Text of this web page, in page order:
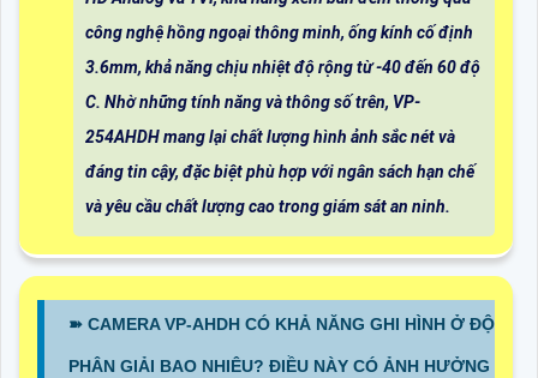
công nghệ hồng ngoại thông minh, ống kính cố định
3.6mm, khả năng chịu nhiệt độ rộng từ -40 đến 60 độ
C. Nhờ những tính năng và thông số trên, VP-
254AHDH mang lại chất lượng hình ảnh sắc nét và
đáng tin cậy, đặc biệt phù hợp với ngân sách hạn chế
và yêu cầu chất lượng cao trong giám sát an ninh.
➽ CAMERA VP-AHDH CÓ KHẢ NĂNG GHI HÌNH Ở ĐỘ
PHÂN GIẢI BAO NHIÊU? ĐIỀU NÀY CÓ ẢNH HƯỞNG